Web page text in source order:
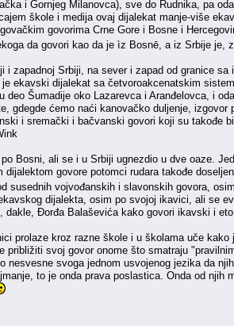
i Gornjeg Milanovca), sve do Rudnika, pa
škole i medija ovaj dijalekat manje-više
govorima Crne Gore i Bosne i
da govori kao da je ìz Bosnē, a iz Srbije je,
Srbiji, na sever i zapad od granice
ekavski dijalekat sa četvoroakcenatskim
Šumadije oko Lazarevca i Aranđelovca, i
ćemo naći kanovačko duljenje, izgovor
i sremački i bačvanski govori koji su takođe
Bosni, ali se i u Srbiji ugnezdio u dve oaze.
govore potomci rudara takođe
susednih vojvođanskih i slavonskih govora,
dijalekta, osim po svojoj ikavici, ali se
Đorđa Balaševića kako govori ikavski i
prolaze kroz razne škole i u školama uče
svoj govor onome što smatraju
nesvesne svoga jednom usvojenog jezika da
to je onda prava poslastica. Onda od njih